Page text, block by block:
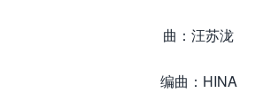
曲：汪苏泷
编曲：HINA